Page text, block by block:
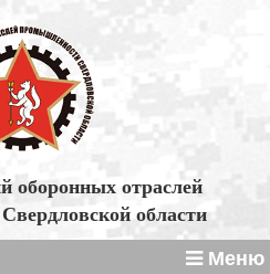
оборонных отраслей
области
Меню